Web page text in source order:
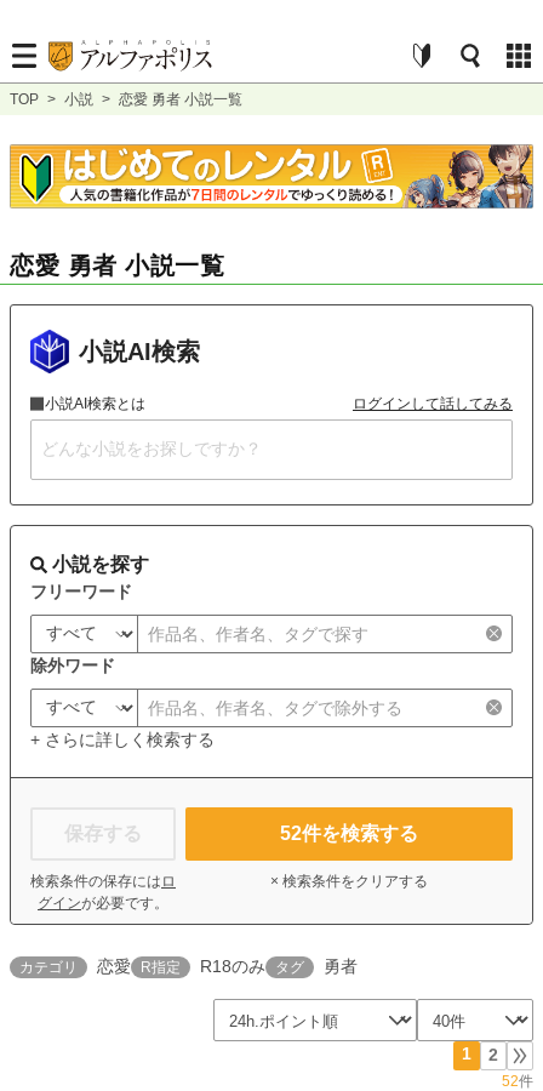
TOP > 小説 > 恋愛 勇者 小説一覧
恋愛 勇者 小説一覧
小説AI検索
小説AI検索とは ログインして話してみる
小説を探す
フリーワード
除外ワード
+ さらに詳しく検索する
保存する
検索条件の保存には ロ
グインが必要です。
52件を検索する
× 検索条件をクリアする
カテゴリ 恋愛 R指定 R18のみ タグ 勇者
1 2
52件